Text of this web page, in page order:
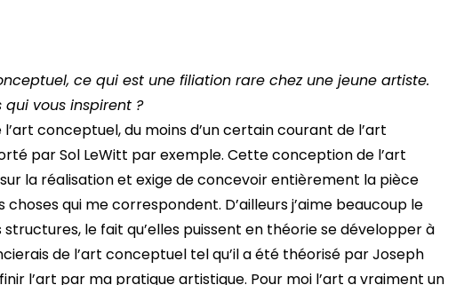
ce qui est une filiation rare chez une jeune artiste.
vous inspirent ?
conceptuel, du moins d’un certain courant de l’art
par Sol LeWitt par exemple. Cette conception de l’art
la réalisation et exige de concevoir entièrement la pièce
qui me correspondent. D’ailleurs j’aime beaucoup le
le fait qu’elles puissent en théorie se développer à
de l’art conceptuel tel qu’il a été théorisé par Joseph
l’art par ma pratique artistique. Pour moi l’art a vraiment un